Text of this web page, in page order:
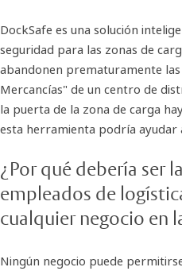
DockSafe es una solución
seguridad para las zonas de
abandonen prematuramente las
Mercancías" de un centro de
la puerta de la zona de carga
esta herramienta podría ayudar
¿Por qué debería ser
empleados de
cualquier negocio en
Ningún negocio puede